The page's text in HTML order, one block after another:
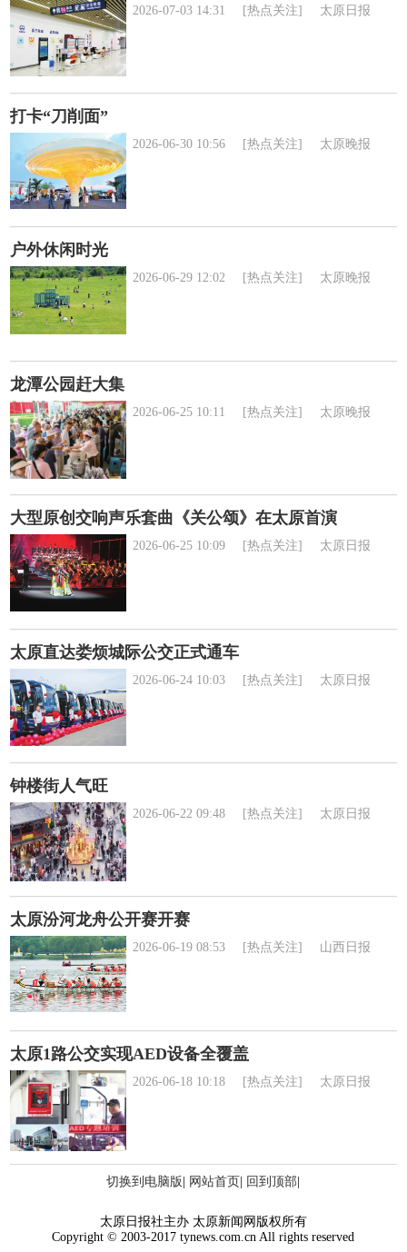
2026-07-03 14:31 [热点关注] 太原日报
打卡“刀削面”
2026-06-30 10:56 [热点关注] 太原晚报
户外休闲时光
2026-06-29 12:02 [热点关注] 太原晚报
龙潭公园赶大集
2026-06-25 10:11 [热点关注] 太原晚报
大型原创交响声乐套曲《关公颂》在太原首演
2026-06-25 10:09 [热点关注] 太原日报
太原直达娄烦城际公交正式通车
2026-06-24 10:03 [热点关注] 太原日报
钟楼街人气旺
2026-06-22 09:48 [热点关注] 太原日报
太原汾河龙舟公开赛开赛
2026-06-19 08:53 [热点关注] 山西日报
太原1路公交实现AED设备全覆盖
2026-06-18 10:18 [热点关注] 太原日报
切换到电脑版 网站首页 回到顶部
太原日报社主办 太原新闻网版权所有
Copyright © 2003-2017 tynews.com.cn All rights reserved